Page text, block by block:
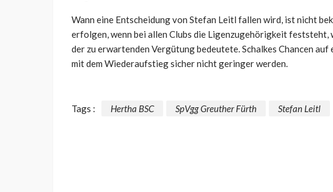
Wann eine Entscheidung von Stefan Leitl fallen wird, ist nicht
erfolgen, wenn bei allen Clubs die Ligenzugehörigkeit feststeht,
der zu erwartenden Vergütung bedeutete. Schalkes Chancen
mit dem Wiederaufstieg sicher nicht geringer werden.
Tags : Hertha BSC SpVgg Greuther Fürth Stefan Leitl